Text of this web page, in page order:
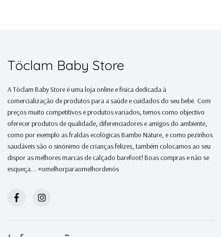
Töclam Baby Store
A Töclam Baby Store é uma loja online e física dedicada à
comercialização de produtos para a saúde e cuidados do seu bebé. Com
preços muito competitivos e produtos variados, temos como objectivo
oferecer produtos de qualidade, diferenciadores e amigos do ambiente,
como por exemplo as fraldas ecológicas Bambo Nature, e como pezinhos
saudáveis são o sinónimo de crianças felizes, também colocamos ao seu
dispor as melhores marcas de calçado barefoot! Boas compras e não se
esqueça... #omelhorparaomelhordenós